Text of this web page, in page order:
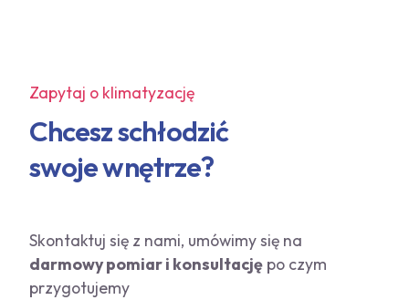
Zapytaj o klimatyzację
Chcesz schłodzić
swoje wnętrze?
Skontaktuj się z nami, umówimy się na
darmowy pomiar i konsultację po czym
przygotujemy